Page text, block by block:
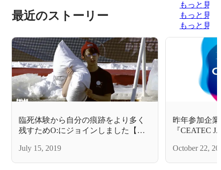
最近のストーリー
もっと見る
もっと見る
もっと見る
臨死体験から自分の痕跡をより多く
残すためO:にジョインしました【社
July 15, 2019
昨年参加企
『CEATEC
October 22,